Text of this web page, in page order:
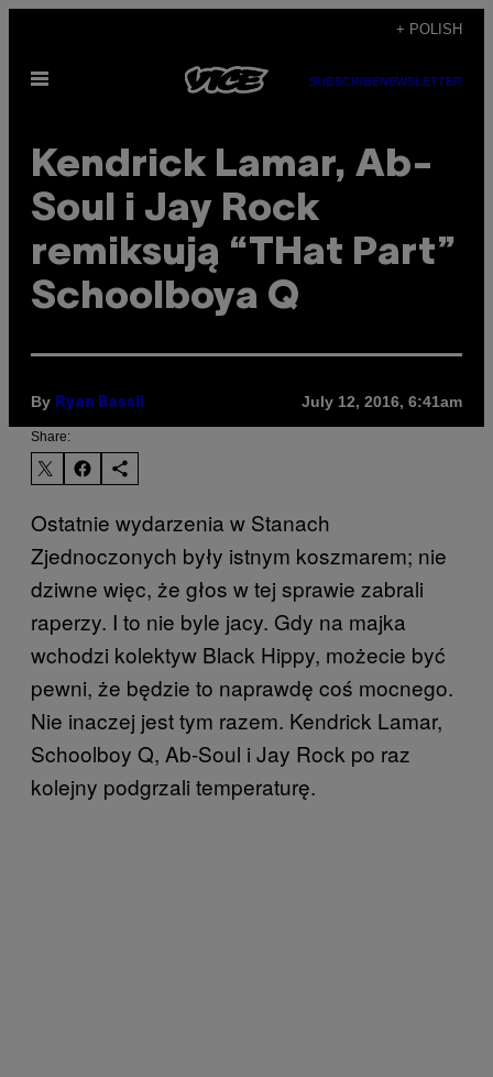
content
+ POLISH
Open
SUBSCRIBENEWSLETTER
Kendrick Lamar, Ab-
Soul i Jay Rock
remiksują “THat Part”
Schoolboya Q
By Ryan Bassil July 12, 2016, 6:41am
Share:
Ostatnie wydarzenia w Stanach
Zjednoczonych były istnym koszmarem; nie
dziwne więc, że głos w tej sprawie zabrali
raperzy. I to nie byle jacy. Gdy na majka
wchodzi kolektyw Black Hippy, możecie być
pewni, że będzie to naprawdę coś mocnego.
Nie inaczej jest tym razem. Kendrick Lamar,
Schoolboy Q, Ab-Soul i Jay Rock po raz
kolejny podgrzali temperaturę.